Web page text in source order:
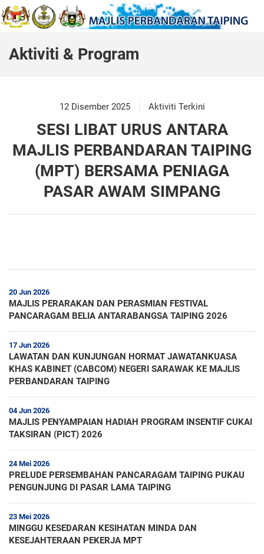
Aktiviti & Program
12 Disember 2025 Aktiviti Terkini
SESI LIBAT URUS ANTARA
MAJLIS PERBANDARAN TAIPING
(MPT) BERSAMA PENIAGA
PASAR AWAM SIMPANG
20 Jun 2026
MAJLIS PERARAKAN DAN PERASMIAN FESTIVAL
PANCARAGAM BELIA ANTARABANGSA TAIPING 2026
17 Jun 2026
LAWATAN DAN KUNJUNGAN HORMAT JAWATANKUASA
KHAS KABINET (CABCOM) NEGERI SARAWAK KE MAJLIS
PERBANDARAN TAIPING
04 Jun 2026
MAJLIS PENYAMPAIAN HADIAH PROGRAM INSENTIF CUKAI
TAKSIRAN (PICT) 2026
24 Mei 2026
PRELUDE PERSEMBAHAN PANCARAGAM TAIPING PUKAU
PENGUNJUNG DI PASAR LAMA TAIPING
23 Mei 2026
MINGGU KESEDARAN KESIHATAN MINDA DAN
KESEJAHTERAAN PEKERJA MPT